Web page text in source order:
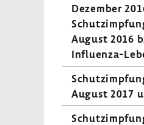
Dezember
August 2016
Influenza-​
August 2017